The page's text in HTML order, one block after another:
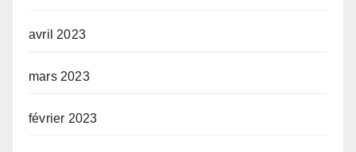
avril 2023
mars 2023
février 2023